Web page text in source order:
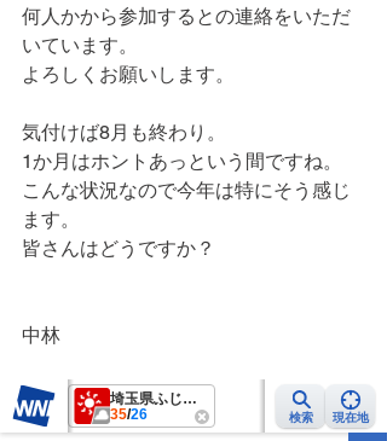
何人かから参加するとの連絡をいただ
いています。
よろしくお願いします。
気付けば8月も終わり。
1か月はホントあっという間ですね。
こんな状況なので今年は特にそう感じ
ます。
皆さんはどうですか？
中林